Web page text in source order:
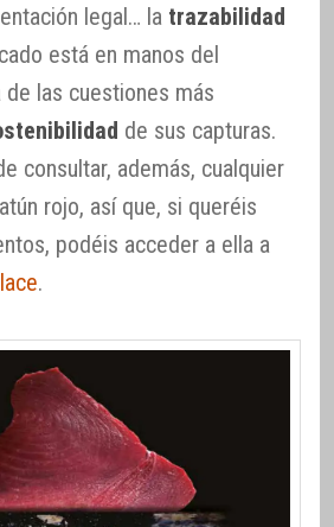
legal… la trazabilidad
está en manos del
de las cuestiones más
de sus capturas.
consultar, además, cualquier
rojo, así que, si queréis
podéis acceder a ella a
.